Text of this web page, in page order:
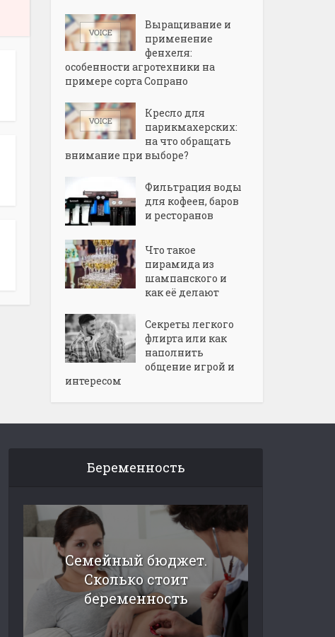
Выращивание и
применение
фенхеля:
особенности агротехники на
примере сорта Сопрано
Кресло для
парикмахерских:
на что обращать
внимание при выборе?
Фильтрация воды
для кофеен, баров
и ресторанов
Что такое
пирамида из
шампанского и
как её делают
Секреты легкого
флирта или как
наполнить
общение игрой и
интересом
Беременность
Семейный бюджет.
Сколько стоит
беременность